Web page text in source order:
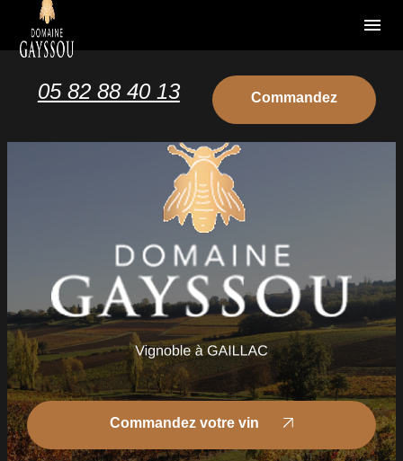
menu
05 82 88 40 13
Commandez
Commandez votre vin
Panneau de gestion des cookies